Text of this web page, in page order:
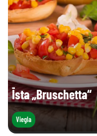
Īsta „Bruschetta“
Viegla